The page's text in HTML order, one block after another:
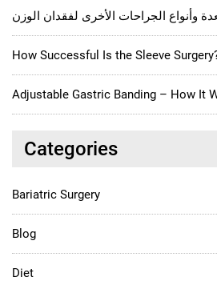
وأنواع الجراحات الأخرى لفقدان الوزن
How Successful Is the Sleeve
Adjustable Gastric Banding – How It
Categories
Bariatric Surgery
Blog
Diet